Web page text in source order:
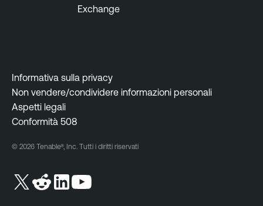
Exchange
Informativa sulla privacy
Non vendere/condividere informazioni personali
Aspetti legali
Conformità 508
© 2026 Tenable®, Inc. Tutti i diritti riservati